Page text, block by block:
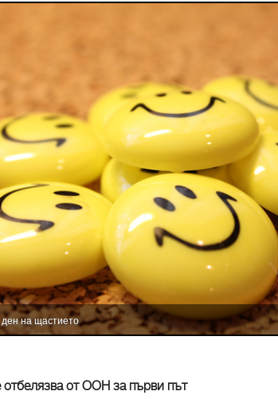
на щастието
отбелязва от ООН за първи път